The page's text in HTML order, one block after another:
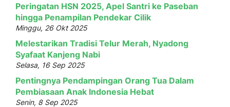
Peringatan HSN 2025, Apel Santri ke Paseban
hingga Penampilan Pendekar Cilik
Minggu, 26 Okt 2025
Melestarikan Tradisi Telur Merah, Nyadong
Syafaat Kanjeng Nabi
Selasa, 16 Sep 2025
Pentingnya Pendampingan Orang Tua Dalam
Pembiasaan Anak Indonesia Hebat
Senin, 8 Sep 2025